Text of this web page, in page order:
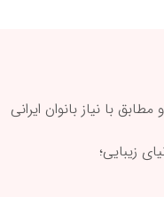
با نیاز بانوان ایرانی
زیبایی؛